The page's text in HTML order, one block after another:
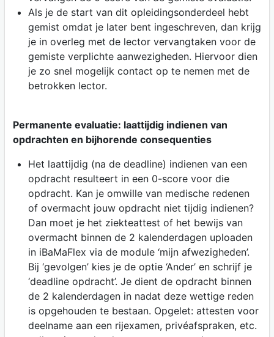
Als je de start van dit opleidingsonderdeel hebt
gemist omdat je later bent ingeschreven, dan krijg
je in overleg met de lector vervangtaken voor de
gemiste verplichte aanwezigheden. Hiervoor dien
je zo snel mogelijk contact op te nemen met de
betrokken lector.
Permanente evaluatie: laattijdig indienen van
opdrachten en bijhorende consequenties
Het laattijdig (na de deadline) indienen van een
opdracht resulteert in een 0-score voor die
opdracht. Kan je omwille van medische redenen
of overmacht jouw opdracht niet tijdig indienen?
Dan moet je het ziekteattest of het bewijs van
overmacht binnen de 2 kalenderdagen uploaden
in iBaMaFlex via de module ‘mijn afwezigheden’.
Bij ‘gevolgen’ kies je de optie ‘Ander’ en schrijf je
‘deadline opdracht’. Je dient de opdracht binnen
de 2 kalenderdagen in nadat deze wettige reden
is opgehouden te bestaan. Opgelet: attesten voor
deelname aan een rijexamen, privéafspraken, etc.